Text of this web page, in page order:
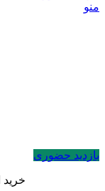
منو
بازدید حضوری